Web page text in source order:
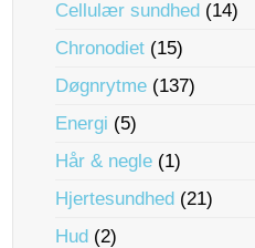
Cellulær sundhed (14)
Chronodiet (15)
Døgnrytme (137)
Energi (5)
Hår & negle (1)
Hjertesundhed (21)
Hud (2)